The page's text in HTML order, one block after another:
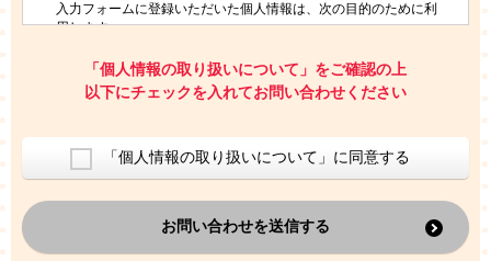
入力フォームに登録いただいた個人情報は、次の目的のために利
用します。
お問い合わせにお答えするため
レプトンのキャンペーンや新商品（新サービス）、新規開講教
室等をご案内するため
ご利用者の個人情報を、本人が特定されないデータに不可逆変
換した上で、広告・宣伝・販売促進活動に役立てること
上記の利用目的のために第三者へ提供すること
なお、この利用目的を超えた個人情報の取扱いは行いません。ま
た、これ以外の目的で個人情報を利用することはありません。
「個人情報の取り扱いについて」をご確認の上
以下にチェックを入れてお問い合わせください
「個人情報の取り扱いについて」に同意する
お問い合わせを送信する